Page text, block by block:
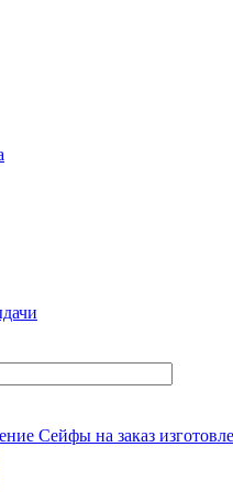
Сейфы на заказ